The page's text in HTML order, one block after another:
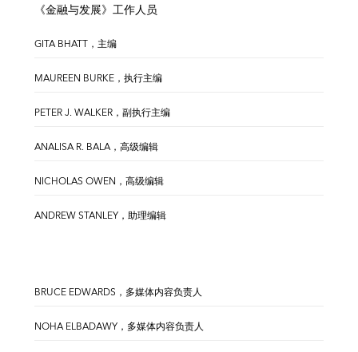
《金融与发展》工作人员
GITA BHATT，主编
MAUREEN BURKE，执行主编
PETER J. WALKER，副执行主编
ANALISA R. BALA，高级编辑
NICHOLAS OWEN，高级编辑
ANDREW STANLEY，助理编辑
BRUCE EDWARDS，多媒体内容负责人
NOHA ELBADAWY，多媒体内容负责人